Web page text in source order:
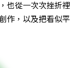
也從一次次挫折裡
作，以及把看似平